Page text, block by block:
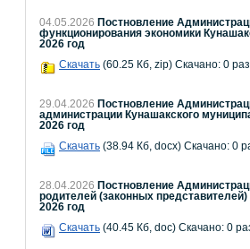
04.05.2026 Постновление
функционирования экономики
2026 год
Скачать (60.25 Кб, zip) Скачано: 0 раз
29.04.2026 Постновление
администрации Кунашакского
2026 год
Скачать (38.94 Кб, docx) Скачано: 0
28.04.2026 Постновление
родителей (законных
2026 год
Скачать (40.45 Кб, doc) Скачано: 0